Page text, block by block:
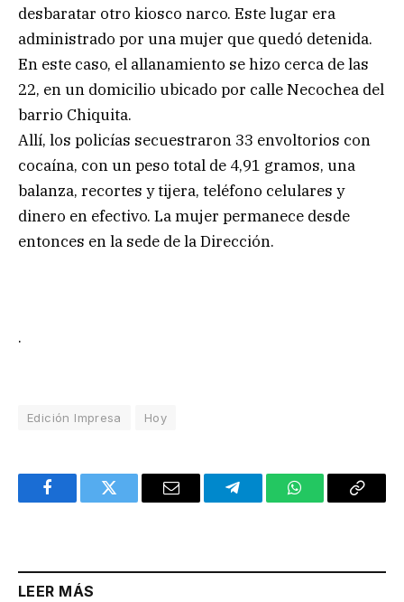
desbaratar otro kiosco narco. Este lugar era
administrado por una mujer que quedó detenida.
En este caso, el allanamiento se hizo cerca de las
22, en un domicilio ubicado por calle Necochea del
barrio Chiquita.
Allí, los policías secuestraron 33 envoltorios con
cocaína, con un peso total de 4,91 gramos, una
balanza, recortes y tijera, teléfono celulares y
dinero en efectivo. La mujer permanece desde
entonces en la sede de la Dirección.
.
Edición Impresa Hoy
FacebookTwitter Email TelegramWhatsAppCopy
LEER MÁS